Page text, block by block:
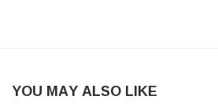
YOU MAY ALSO LIKE